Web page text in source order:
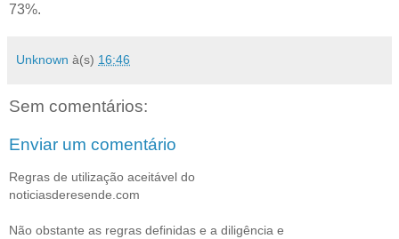
73%.
Unknown à(s) 16:46
Sem comentários:
Enviar um comentário
Regras de utilização aceitável do
noticiasderesende.com
Não obstante as regras definidas e a diligência e